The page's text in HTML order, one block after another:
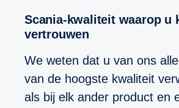
Scania-kwaliteit waarop u kunt
vertrouwen
We weten dat u van ons
van de hoogste kwaliteit
als bij elk ander product en